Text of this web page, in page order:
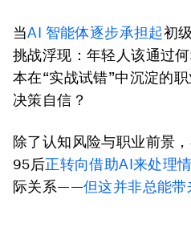
当AI 智能体逐步承担起初
挑战浮现：年轻人该通过
本在“实战试错”中沉淀的
决策自信？
除了认知风险与职业前景
95后正转向借助AI来处理
际关系——但这并非总能带